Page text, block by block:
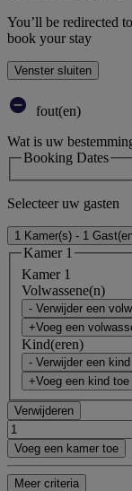
You’ll be redirected
book your stay
Venster sluiten
fout(en)
Wat is uw
Booking Dates
Selecteer uw gasten
1 Kamer(s) - 1
Kamer 1
Kamer 1
Volwassene(n)
- Verwijder een
+Voeg een
Kind(eren)
- Verwijder een kind
+Voeg een kind toe
Verwijderen
Voeg een kamer toe
Meer criteria